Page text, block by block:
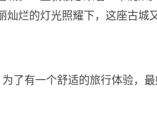
灿烂的灯光照耀下，这座古城
了有一个舒适的旅行体验，